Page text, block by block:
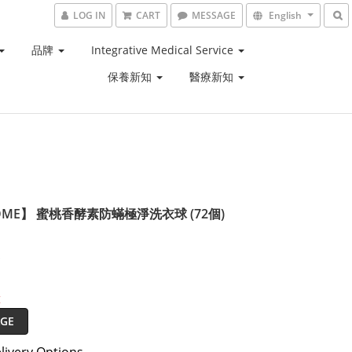
LOG IN CART MESSAGE English
品牌
Integrative Medical Service
保養新知
醫療新知
】 蜜桃香酵素防蟎極淨洗衣球 (72個)